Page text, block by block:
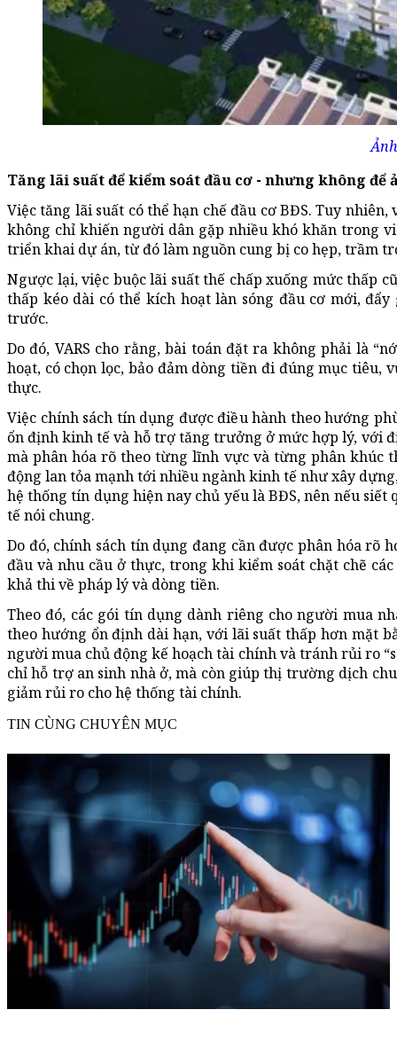
Tăng lãi suất để kiểm soát đầu cơ - nhưng không để
Việc tăng lãi suất có thể hạn chế đầu cơ BĐS. Tuy
không chỉ khiến người dân gặp nhiều khó khăn trong
triển khai dự án, từ đó làm nguồn cung bị co hẹp, trầm
Ngược lại, việc buộc lãi suất thế chấp xuống mức thấp
thấp kéo dài có thể kích hoạt làn sóng đầu cơ mới,
trước.
Do đó, VARS cho rằng, bài toán đặt ra không phải là
hoạt, có chọn lọc, bảo đảm dòng tiền đi đúng mục
thực.
Việc chính sách tín dụng được điều hành theo hướng
ổn định kinh tế và hỗ trợ tăng trưởng ở mức hợp lý, với
mà phân hóa rõ theo từng lĩnh vực và từng phân khúc
động lan tỏa mạnh tới nhiều ngành kinh tế như xây
hệ thống tín dụng hiện nay chủ yếu là BĐS, nên nếu
tế nói chung.
Do đó, chính sách tín dụng đang cần được phân hóa rõ
đầu và nhu cầu ở thực, trong khi kiểm soát chặt chẽ
khả thi về pháp lý và dòng tiền.
Theo đó, các gói tín dụng dành riêng cho người mua
theo hướng ổn định dài hạn, với lãi suất thấp hơn mặt
người mua chủ động kế hoạch tài chính và tránh rủi ro
chỉ hỗ trợ an sinh nhà ở, mà còn giúp thị trường dịch
giảm rủi ro cho hệ thống tài chính.
TIN CÙNG CHUYÊN MỤC